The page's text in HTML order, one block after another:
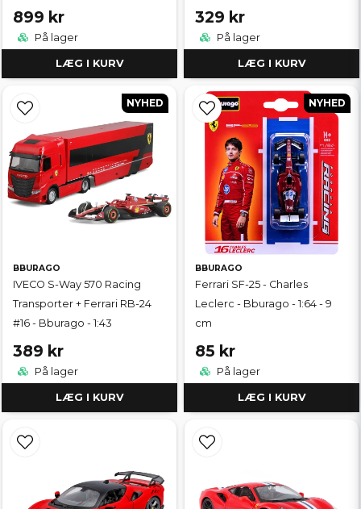
899 kr
På lager
LÆG I KURV
329 kr
På lager
LÆG I KURV
BBURAGO
IVECO S-Way 570 Racing
Transporter + Ferrari RB-24
#16 - Bburago - 1:43
389 kr
På lager
LÆG I KURV
NYHED
BBURAGO
Ferrari SF-25 - Charles
Leclerc - Bburago - 1:64 - 9
cm
85 kr
På lager
LÆG I KURV
NYHED